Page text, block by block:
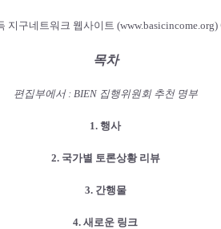
지구네트워크 웹사이트
목차
편집부에서 : BIEN 집행위원회 추천 명부
1. 행사
2. 국가별 토론상황 리뷰
3. 간행물
4. 새로운 링크